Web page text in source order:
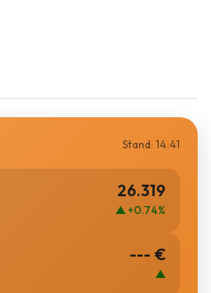
Stand: 14:41
26.319
▲ +0.74%
--- €
▲